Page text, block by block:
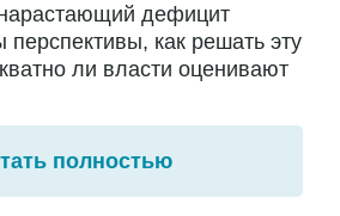
дефицит
перспективы, как решать эту
ли власти оценивают
полностью